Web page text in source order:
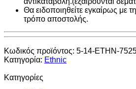
Θα ειδοποιηθείτε εγκαίρως με
τρόπο αποστολής.
Κωδικός προϊόντος: 5-14-ETHN-
Κατηγορία: Ethnic
Κατηγορίες